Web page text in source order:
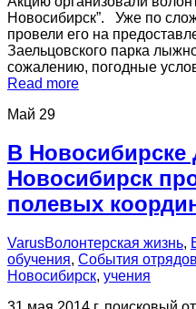
Новосибирск”. Уже по
провели его на
Заельцовского парка
сожалению, погодные
Read more
Май 29
В Новосибирске
Новосибирск
полевых
VarusВолонтерская жизнь,
обучения, События отрядов
Новосибирск, учения